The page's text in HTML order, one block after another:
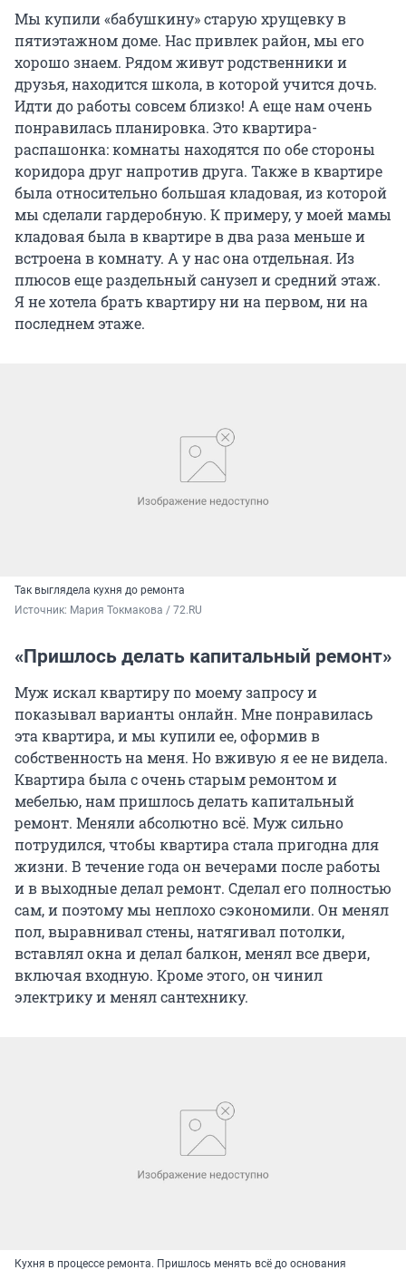
Мы купили «бабушкину» старую хрущевку в
пятиэтажном доме. Нас привлек район, мы его
хорошо знаем. Рядом живут родственники и
друзья, находится школа, в которой учится дочь.
Идти до работы совсем близко! А еще нам очень
понравилась планировка. Это квартира-
распашонка: комнаты находятся по обе стороны
коридора друг напротив друга. Также в квартире
была относительно большая кладовая, из которой
мы сделали гардеробную. К примеру, у моей мамы
кладовая была в квартире в два раза меньше и
встроена в комнату. А у нас она отдельная. Из
плюсов еще раздельный санузел и средний этаж.
Я не хотела брать квартиру ни на первом, ни на
последнем этаже.
Так выглядела кухня до ремонта
Источник: Мария Токмакова / 72.RU
«Пришлось делать капитальный ремонт»
Муж искал квартиру по моему запросу и
показывал варианты онлайн. Мне понравилась
эта квартира, и мы купили ее, оформив в
собственность на меня. Но вживую я ее не видела.
Квартира была с очень старым ремонтом и
мебелью, нам пришлось делать капитальный
ремонт. Меняли абсолютно всё. Муж сильно
потрудился, чтобы квартира стала пригодна для
жизни. В течение года он вечерами после работы
и в выходные делал ремонт. Сделал его полностью
сам, и поэтому мы неплохо сэкономили. Он менял
пол, выравнивал стены, натягивал потолки,
вставлял окна и делал балкон, менял все двери,
включая входную. Кроме этого, он чинил
электрику и менял сантехнику.
Кухня в процессе ремонта. Пришлось менять всё до основания